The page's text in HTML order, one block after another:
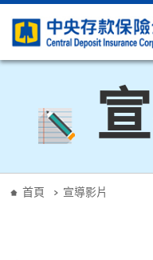
首頁 宣導影片